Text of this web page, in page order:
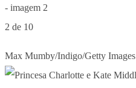
2 de 10
Max Mumby/Indigo/Getty Images